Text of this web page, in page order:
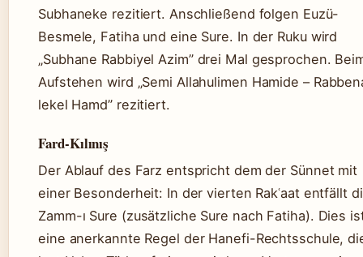
Subhaneke rezitiert. Anschließend folgen Euzü-
Besmele, Fatiha und eine Sure. In der Ruku wird
„Subhane Rabbiyel Azim” drei Mal gesprochen.
Aufstehen wird „Semi Allahulimen Hamide –
lekel Hamd” rezitiert.
Fard-Kılınış
Der Ablauf des Farz entspricht dem der Sünnet mit
einer Besonderheit: In der vierten Rakʿaat entfällt
Zamm-ı Sure (zusätzliche Sure nach Fatiha). Dies
eine anerkannte Regel der Hanefi-Rechtsschule,